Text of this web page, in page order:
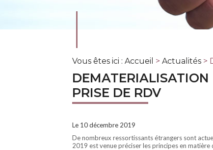
Vous êtes ici : Accueil > Actualités >
DEMATERIALISATION
PRISE DE RDV
Le 10 décembre 2019
De nombreux ressortissants étrangers sont
2019 est venue préciser les principes en